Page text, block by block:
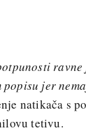
jer
natikača s
tetivu.